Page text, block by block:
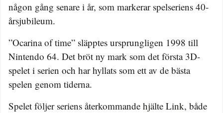
någon gång senare i år, som markerar spelseriens 40-
årsjubileum.
”Ocarina of time” släpptes ursprungligen 1998 till
Nintendo 64. Det bröt ny mark som det första 3D-
spelet i serien och har hyllats som ett av de bästa
spelen genom tiderna.
Spelet följer seriens återkommande hjälte Link, både